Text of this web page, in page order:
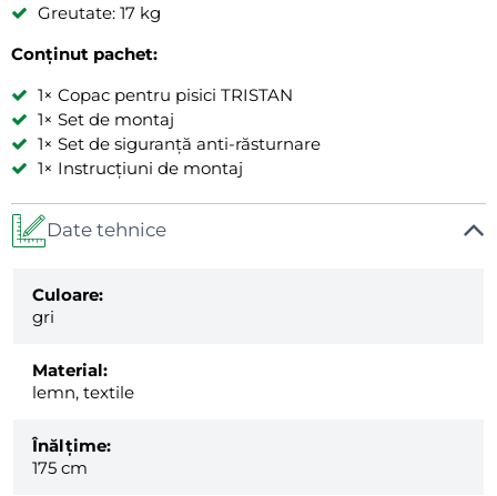
Greutate: 17 kg
Conținut pachet:
1× Copac pentru pisici TRISTAN
1× Set de montaj
1× Set de siguranță anti-răsturnare
1× Instrucțiuni de montaj
Date tehnice
Culoare:
gri
Material:
lemn, textile
Înălțime:
175 cm